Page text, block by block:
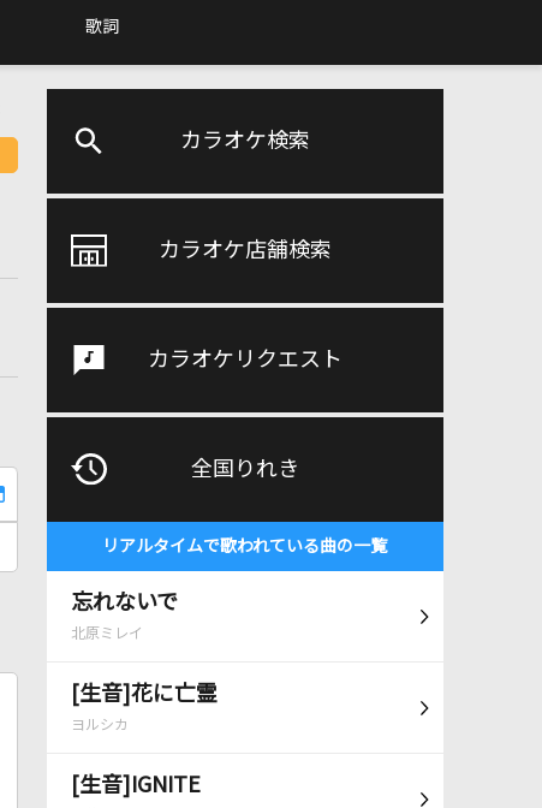
歌詞
カラオケ検索
カラオケ店舗検索
カラオケリクエスト
全国りれき
リアルタイムで歌われている曲の一覧
忘れないで
北原ミレイ
[生音]花に亡霊
ヨルシカ
[生音]IGNITE